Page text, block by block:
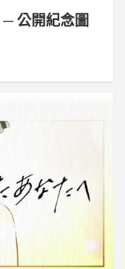
─ 公開紀念圖